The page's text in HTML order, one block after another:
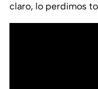
claro, lo perdimos